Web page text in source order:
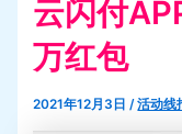
云闪付
万红包
2021年12月3日/活动线